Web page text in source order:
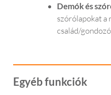
Demók és
szórólapokat a
család/
Egyéb funkciók